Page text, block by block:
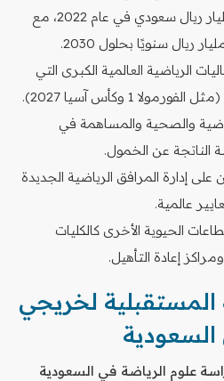
في الناتج المحلي 18.3 مليار ريال سعودي في عام 2022، مع
الرياضية العالمية الكبرى التي
1 وكأس آسيا 2027).
والصحية والمساهمة في
الناتجة عن الخمول.
إدارة المرافق الرياضية الجديدة
عالمية.
الحيوية الأخرى كالكليات
إعادة التأهيل.
لخريجي
علوم الرياضة في السعودية